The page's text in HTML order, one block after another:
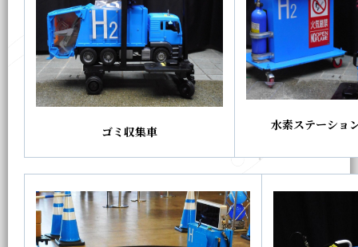
ゴミ収集車 水素ステーショ